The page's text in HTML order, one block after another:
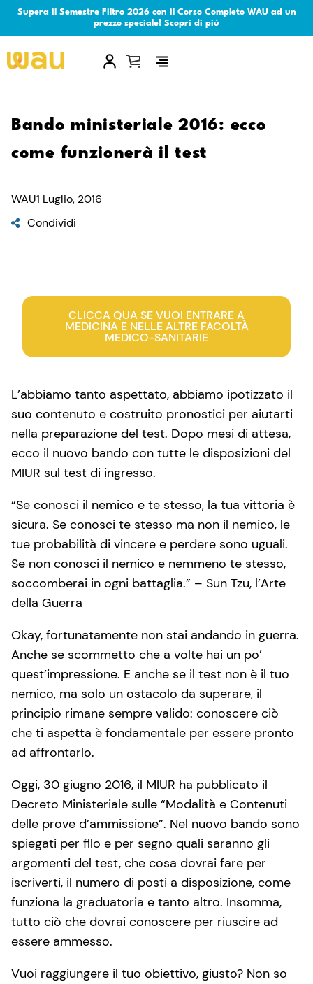
Supera il Semestre Filtro 2026 con il Corso Completo WAU ad un
prezzo speciale! Scopri di più
×
Bando ministeriale 2016: ecco
come funzionerà il test
WAU1 Luglio, 2016
Condividi
CLICCA QUA SE VUOI ENTRARE A
MEDICINA E NELLE ALTRE FACOLTÀ
MEDICO-SANITARIE
L’abbiamo tanto aspettato, abbiamo ipotizzato il
suo contenuto e costruito pronostici per aiutarti
nella preparazione del test. Dopo mesi di attesa,
ecco il nuovo bando con tutte le disposizioni del
MIUR sul test di ingresso.
“Se conosci il nemico e te stesso, la tua vittoria è
sicura. Se conosci te stesso ma non il nemico, le
tue probabilità di vincere e perdere sono uguali.
Se non conosci il nemico e nemmeno te stesso,
soccomberai in ogni battaglia.” – Sun Tzu, l’Arte
della Guerra
Okay, fortunatamente non stai andando in guerra.
Anche se scommetto che a volte hai un po’
quest’impressione. E anche se il test non è il tuo
nemico, ma solo un ostacolo da superare, il
principio rimane sempre valido: conoscere ciò
che ti aspetta è fondamentale per essere pronto
ad affrontarlo.
Oggi, 30 giugno 2016, il MIUR ha pubblicato il
Decreto Ministeriale sulle “Modalità e Contenuti
delle prove d’ammissione”. Nel nuovo bando sono
spiegati per filo e per segno quali saranno gli
argomenti del test, che cosa dovrai fare per
iscriverti, il numero di posti a disposizione, come
funziona la graduatoria e tanto altro. Insomma,
tutto ciò che dovrai conoscere per riuscire ad
essere ammesso.
Vuoi raggiungere il tuo obiettivo, giusto? Non so